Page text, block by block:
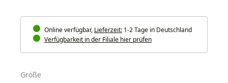
Online verfügbar, Lieferzeit: 1-2 Tage in Deutschland
Verfügbarkeit in der Filiale hier prüfen
Größe